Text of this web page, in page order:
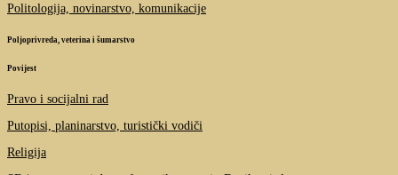
Politologija, novinarstvo, komunikacije
Poljoprivreda, veterina i šumarstvo
Povijest
Pravo i socijalni rad
Putopisi, planinarstvo, turistički vodiči
Religija